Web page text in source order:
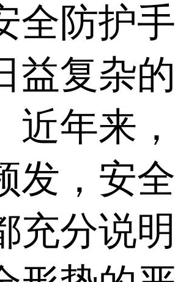
全防护
益复杂
近年来
发，安
充分说